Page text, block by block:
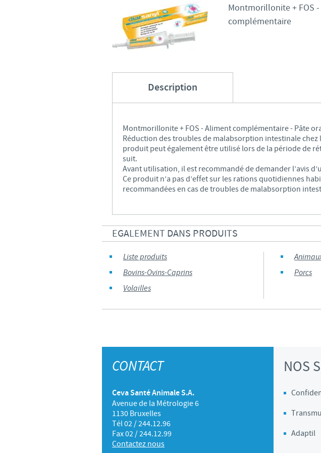
Bulgaria
China
Colombia
Egypt
Vous quittez le site pays
Les contraintes
conséquence, les
pertinente à l'usage dans
Montmorillonite + FOS
complémentaire
Description
Montmorillonite + FOS - Aliment complémentaire - Pâte
Réduction des troubles de malabsorption intestinale chez
produit peut également être utilisé lors de la période de
suit.
Avant utilisation, il est recommandé de demander l’avis
Ce produit n’a pas d’effet sur les rations quotidiennes
recommandées en cas de troubles de malabsorption
EGALEMENT DANS PRODUITS
Liste produits
Bovins-Ovins-Caprins
Porcs
Volailles
CONTACT
Ceva Santé Animale S.A.
Avenue de la Métrologie 6
1130 Bruxelles
Tél 02 / 244.12.96
Fax 02 / 244.12.99
Contactez nous
NOS
Adaptil